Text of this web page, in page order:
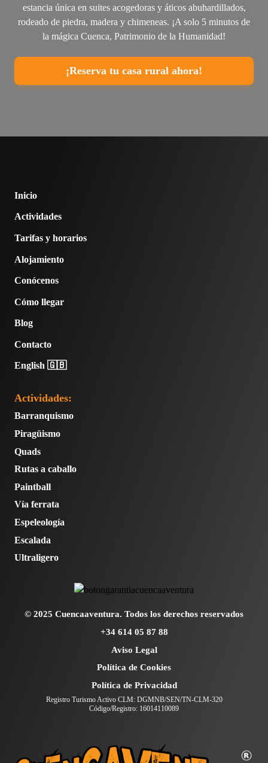
estancia única en suites acogedoras y áticos abuhardillados,
rodeado de piedra, madera y chimeneas. ¡A solo 5 minutos de
la mágica Cuenca, Patrimonio de la Humanidad!
¡Reserva tu casa rural ahora!
Inicio
Actividades
Tarifas y horarios
Alojamiento
Conócenos
Cómo llegar
Blog
Contacto
English 🇬🇧
Actividades:
Barranquismo
Piragüismo
Quads
Rutas a caballo
Paintball
Vía ferrata
Espeleología
Escalada
Ultraligero
© 2025 Cuencaaventura. Todos los derechos reservados
+34 614 05 87 88
Aviso Legal
Política de Cookies
Política de Privacidad
Registro Turismo Activo CLM: DGMNB/SEN/TN-CLM-320
Código/Registro: 16014110089